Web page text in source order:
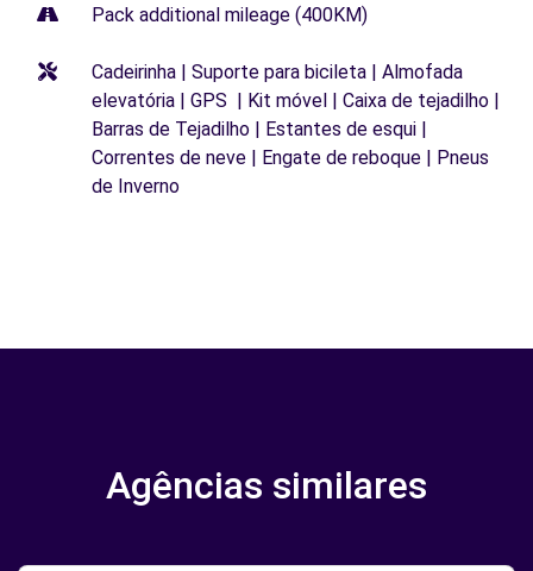
Pack additional mileage (400KM)
Cadeirinha | Suporte para bicileta | Almofada
elevatória | GPS | Kit móvel | Caixa de tejadilho |
Barras de Tejadilho | Estantes de esqui |
Correntes de neve | Engate de reboque | Pneus
de Inverno
Agências similares